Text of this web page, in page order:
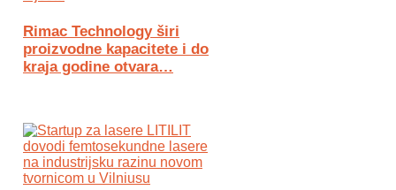
Rimac Technology širi
proizvodne kapacitete i do
kraja godine otvara…